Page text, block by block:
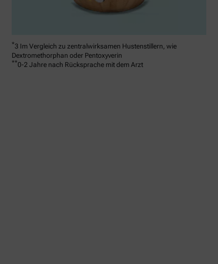
*3 Im Vergleich zu zentralwirksamen Hustenstillern, wie
Dextromethorphan oder Pentoxyverin
**0-2 Jahre nach Rücksprache mit dem Arzt